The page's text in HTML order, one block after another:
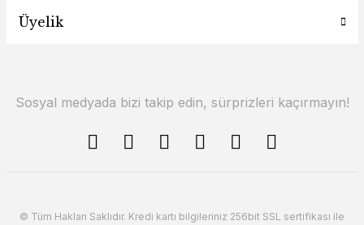
Üyelik
Sosyal medyada bizi takip edin, sürprizleri kaçırmayın!
© Tüm Hakları Saklıdır. Kredi kartı bilgileriniz 256bit SSL sertifikası ile